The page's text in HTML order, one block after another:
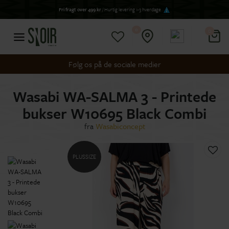
Fri fragt over 499 kr/ Hurtig levering 1-3 hverdage
Følg os på de sociale medier
Wasabi WA-SALMA 3 - Printede
bukser W10695 Black Combi
fra Wasabiconcept
PLUSSIZE